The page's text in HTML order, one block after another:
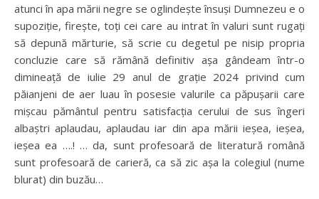
atunci în apa mării negre se oglindește însuși Dumnezeu e o
supoziție, firește, toți cei care au intrat în valuri sunt rugați
să depună mărturie, să scrie cu degetul pe nisip propria
concluzie care să rămână definitiv așa gândeam într-o
dimineață de iulie 29 anul de grație 2024 privind cum
păianjeni de aer luau în posesie valurile ca păpușarii care
mișcau pământul pentru satisfacția cerului de sus îngeri
albaștri aplaudau, aplaudau iar din apa mării ieșea, ieșea,
ieșea ea ….! … da, sunt profesoară de literatură română
sunt profesoară de carieră, ca să zic așa la colegiul (nume
blurat) din buzău…